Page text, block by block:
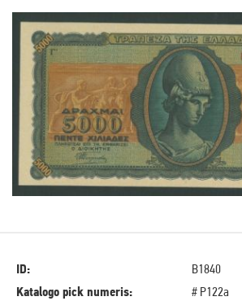
ID:
B1840
Katalogo pick numeris:
# P122a